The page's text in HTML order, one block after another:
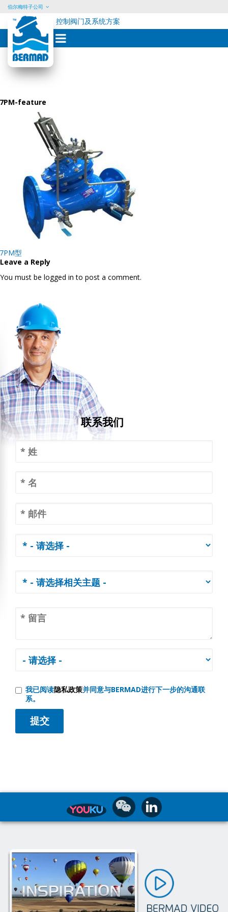
Skip
content
伯尔梅特子公司
控制阀门及系统方案
7PM-feature
Post
navigation
7PM型
Leave a Reply
You must be logged in to post a comment.
联系我们
我已阅读隐私政策并同意与BERMAD进行下一步的沟通联
系。